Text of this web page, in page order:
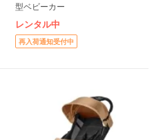
型ベビーカー
レンタル中
再入荷通知受付中